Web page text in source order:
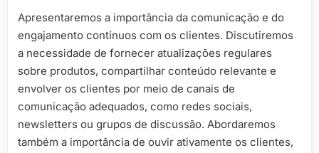
Apresentaremos a importância da comunicação e do
engajamento contínuos com os clientes. Discutiremos
a necessidade de fornecer atualizações regulares
sobre produtos, compartilhar conteúdo relevante e
envolver os clientes por meio de canais de
comunicação adequados, como redes sociais,
newsletters ou grupos de discussão. Abordaremos
também a importância de ouvir ativamente os clientes,